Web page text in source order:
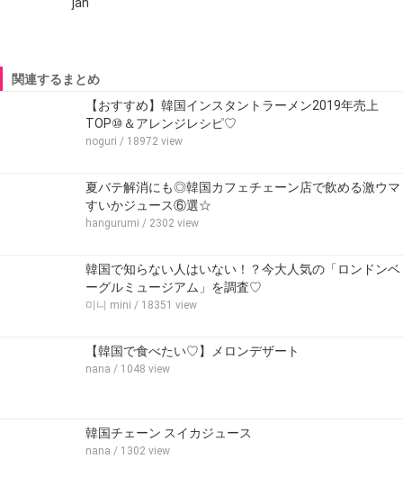
関連するまとめ
【おすすめ】韓国インスタントラーメン2019年売上
TOP⑩＆アレンジレシピ♡
noguri / 18972 view
夏バテ解消にも◎韓国カフェチェーン店で飲める激ウマ
すいかジュース⑥選☆
hangurumi / 2302 view
韓国で知らない人はいない！？今大人気の「ロンドンベ
ーグルミュージアム」を調査♡
미니 mini / 18351 view
【韓国で食べたい♡】メロンデザート
nana / 1048 view
韓国チェーン スイカジュース
nana / 1302 view